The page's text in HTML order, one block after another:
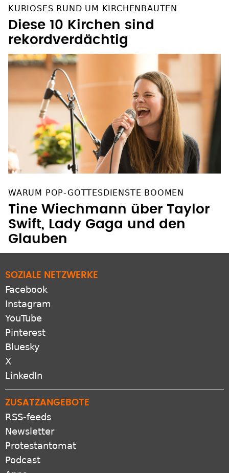
KURIOSES RUND UM KIRCHENBAUTEN
Diese 10 Kirchen sind
rekordverdächtig
WARUM POP-GOTTESDIENSTE BOOMEN
Tine Wiechmann über Taylor
Swift, Lady Gaga und den
Glauben
SOZIALE NETZWERKE
Facebook
Instagram
YouTube
Pinterest
Bluesky
X
LinkedIn
ZUSATZANGEBOTE
RSS-feeds
Newsletter
Protestantomat
Podcast